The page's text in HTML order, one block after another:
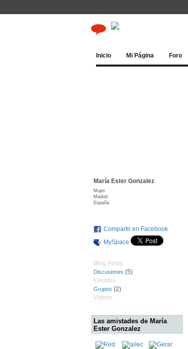
Inicio Mi Página Foro
María Ester Gonzalez
Mujer
Madrid
España
Compartir en Facebook
MySpace
Blog Posts
Discusiones (5)
Eventos
Grupos (2)
Vídeos
Las amistades de María
Ester Gonzalez